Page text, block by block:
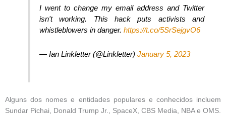
I went to change my email address and Twitter
isn't working. This hack puts activists and
whistleblowers in danger.https://t.co/5SrSejgvO6
— Ian Linkletter (@Linkletter)January 5, 2023
Alguns dos nomes e entidades populares e conhecidos incluem
Sundar Pichai, Donald Trump Jr., SpaceX, CBS Media, NBA e OMS.